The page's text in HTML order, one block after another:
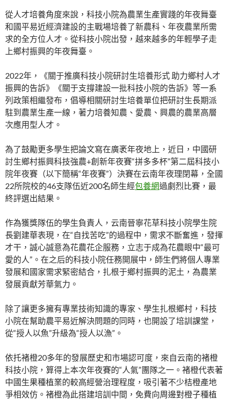
從人才培養角度來說，科技小院為農業生產實踐的年夜舞臺
和國平易近經濟建設的主戰場培養了新農科、年夜農業所需
求的全方位人才。從科技小院出發，越來越多的年輕學子走
上鄉村振興的年夜舞臺。
2022年，《關于推廣科技小院研討生培養形式 助力鄉村人才
振興的告訴》《關于支撐建設一批科技小院的告訴》等一系
列政策相繼發布，倡導相關研討生培養單位把研討生長期派
駐到農業生產一線，著力培養知農、愛農、興農的農業高層
次應用型人才。
為了鼓勵更多學生把論文寫在廣袤年夜地上，近日，中國研
討生鄉村振興科技強農+創新年夜賽“拼多多杯”第二屆科技小
院年夜賽（以下簡稱“年夜賽”）決賽在云南年夜理閉幕，全國
22所院校的46支隊伍近200名師生經包養網過劇烈比賽，最
終評選出結果。
作為獲獎隊伍的學生負責人，云南晉寧花草科技小院學生院
長劉建華表現，在“自找苦吃”的過程中，需求不斷奮進，發揮
才干，誠心誠意為花農花企服務，立志于成為花農眼中“最可
愛的人”。在之后的科技小院任務開展中，師生們將個人專業
發展和國家需求緊密結合，扎根于鄉村振興的泥土，為農業
發展貢獻芳華氣力。
除了讓更多擁有專業技術知識的專家、學生扎根鄉村，科技
小院在幫助農平易近解決問題的同時，也開設了培訓課堂，
從“授人以魚”升級為“授人以漁”。
依托褚橙20多年的發展歷史和市場認可度，來自云南的褚橙
科技小院，算得上本次年夜賽的“人氣”團隊之一。褚橙代表著
中國生果種植業的較高經營治理程度，吸引著不少桔橙產地
爭相效仿。褚橙為此搭建培訓中間，免費向周邊對橙子種植